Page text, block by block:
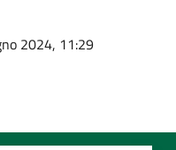
2024, 11:29